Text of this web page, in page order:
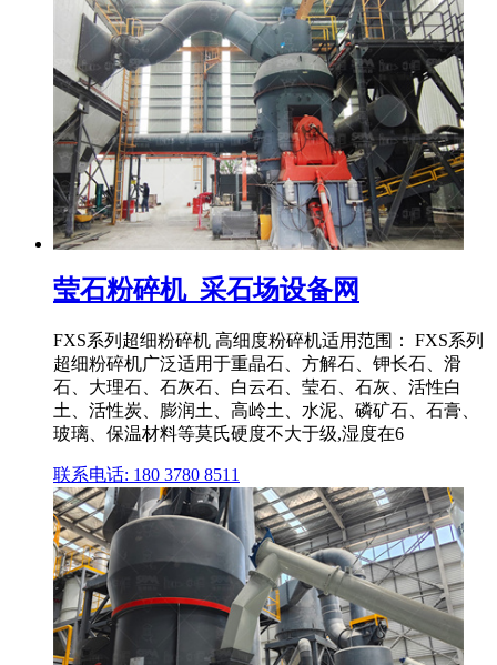
莹石粉碎机_采石场设备网
FXS系列超细粉碎机 高细度粉碎机适用范围： FXS系列
超细粉碎机广泛适用于重晶石、方解石、钾长石、滑
石、大理石、石灰石、白云石、莹石、石灰、活性白
土、活性炭、膨润土、高岭土、水泥、磷矿石、石膏、
玻璃、保温材料等莫氏硬度不大于级,湿度在6
联系电话: 180 3780 8511